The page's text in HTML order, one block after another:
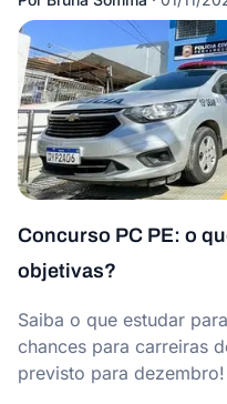
Concurso PC PE: o
objetivas?
Saiba o que estudar
chances para carreiras
previsto para dezembro!